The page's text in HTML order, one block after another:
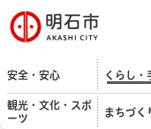
明石市
安全・安心 くらし・
観光・文化・スポ
ーツ
まちづく